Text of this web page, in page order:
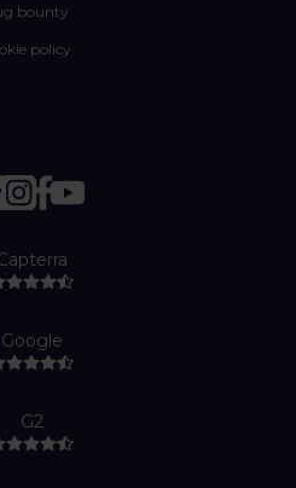
bounty
policy
Google
G2